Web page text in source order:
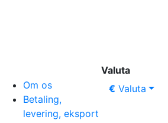
Om os
Betaling,
levering, eksport
Valuta
€ Valuta